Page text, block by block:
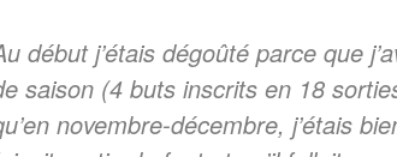
début j’étais dégoûté parce que
saison (4 buts inscrits en 18
novembre-décembre, j’étais